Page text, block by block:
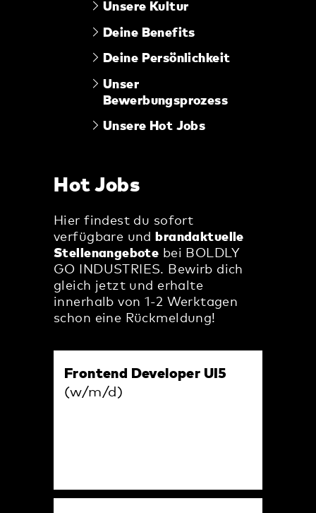
Unsere Kultur
Deine Benefits
Deine Persönlichkeit
Unser
Bewerbungsprozess
Unsere Hot Jobs
Hot Jobs
Hier findest du sofort
verfügbare und
brandaktuelle
Stellenangebote bei BOLDLY
GO INDUSTRIES. Bewirb dich
gleich jetzt und erhalte
innerhalb von 1-2 Werktagen
schon eine Rückmeldung!
Frontend Developer UI5
(w/m/d)